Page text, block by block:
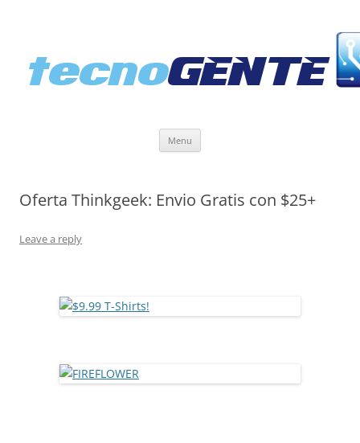
Menu
Oferta Thinkgeek: Envio Gratis con $25+
Leave a reply